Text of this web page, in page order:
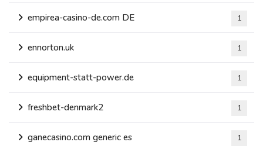
empirea-casino-de.com DE 1
ennorton.uk 1
equipment-statt-power.de 1
freshbet-denmark2 1
ganecasino.com generic es 1